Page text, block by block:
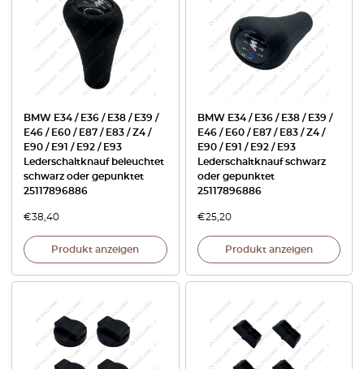
BMW E34 / E36 / E38 / E39 /
E46 / E60 / E87 / E83 / Z4 /
E90 / E91 / E92 / E93
Lederschaltknauf beleuchtet
schwarz oder gepunktet
25117896886
€38,40
Produkt anzeigen
BMW E34 / E36 / E38 / E39 /
E46 / E60 / E87 / E83 / Z4 /
E90 / E91 / E92 / E93
Lederschaltknauf schwarz
oder gepunktet
25117896886
€25,20
Produkt anzeigen